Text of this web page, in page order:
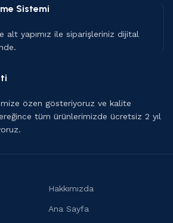
Sistemi
alt yapımız ile siparişleriniz dijital
özen gösteriyoruz ve kalite
tüm ürünlerimizde ücretsiz 2 yıl
Hakkımızda
Ana Sayfa